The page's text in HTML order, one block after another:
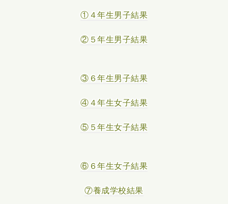
①４年生男子結果
②５年生男子結果
③６年生男子結果
④４年生女子結果
⑤５年生女子結果
⑥６年生女子結果
⑦養成学校結果